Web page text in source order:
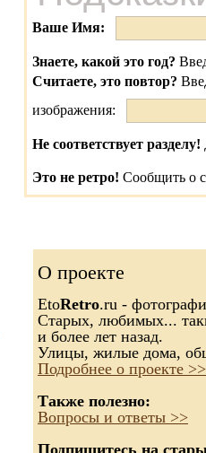
Ваше Имя:
Знаете, какой это год?
Считаете, это повтор?
изображения:
Не соответствует разделу!
Это не ретро! Сообщить о
О проекте
EtoRetro.ru -
Старых, любимых...
и более лет назад.
Улицы, жилые дома,
Подробнее о проекте >>
Также полезно:
Вопросы и ответы >>
Подпишитесь на